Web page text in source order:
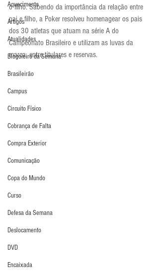
Aquecimento
Artigos
Atualidades
Blogoleiro da Semana
Brasileirão
Campus
Circuito Físico
Cobrança de Falta
Compra Exterior
Comunicação
Copa do Mundo
Curso
Defesa da Semana
Deslocamento
DVD
Encaixada
o filho. Sabendo da importância da relação entre
pai e filho, a Poker resolveu homenagear os pais
dos 30 atletas que atuam na série A do
Campeonato Brasileiro e utilizam as luvas da
marca, entre titulares e reservas.